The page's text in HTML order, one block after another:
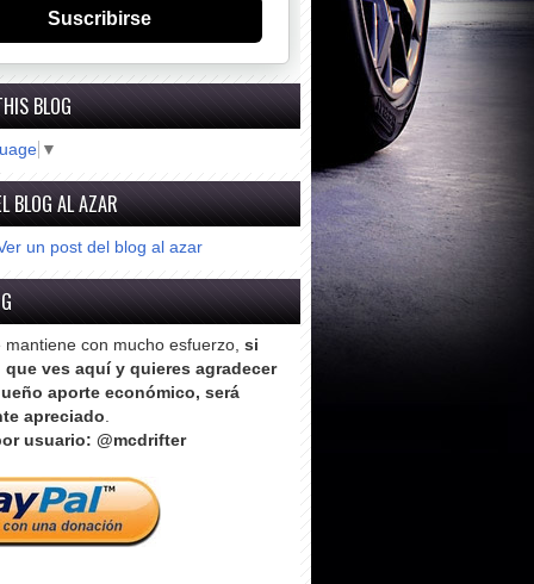
Suscribirse
BLOG
▼
BLOG AL AZAR
un post del blog al azar
mantiene con mucho esfuerzo, si
ves aquí y quieres agradecer
aporte económico, será
apreciado.
usuario: @mcdrifter